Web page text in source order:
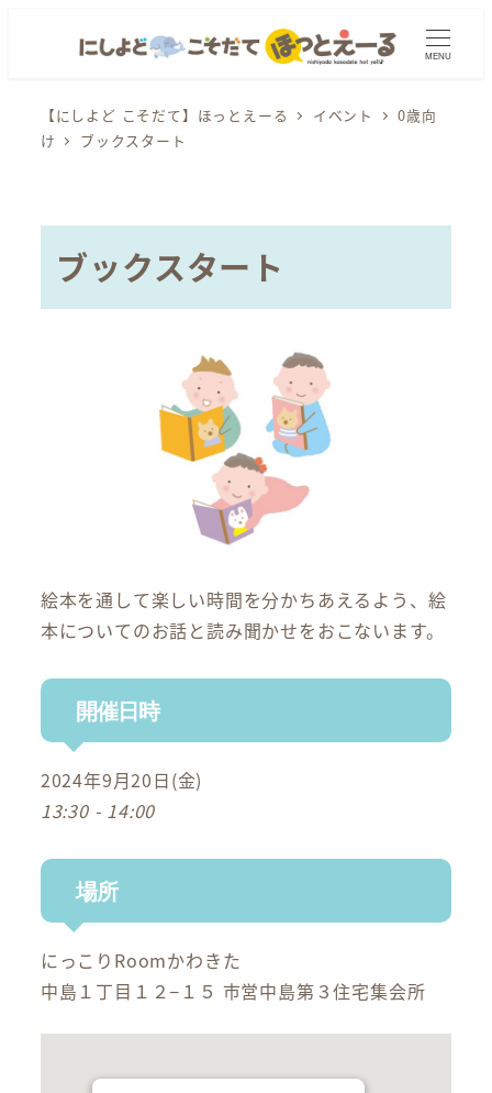
MENU
【にしよど こそだて】ほっとえーる イベント
0歳向
け
ブックスタート
ブックスタート
絵本を通して楽しい時間を分かちあえるよう、絵
本についてのお話と読み聞かせをおこないます。
開催日時
2024年9月20日(金)
13:30 - 14:00
場所
にっこりRoomかわきた
中島１丁目１２−１５ 市営中島第３住宅集会所